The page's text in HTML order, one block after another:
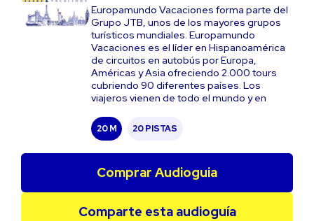
Europamundo Vacaciones forma parte del
Grupo JTB, unos de los mayores grupos
turísticos mundiales. Europamundo
Vacaciones es el líder en Hispanoamérica
de circuitos en autobús por Europa,
Américas y Asia ofreciendo 2.000 tours
cubriendo 90 diferentes países. Los
viajeros vienen de todo el mundo y en
20 M 20 PISTAS
Comprar Audioguia
Comparte esta audioguía